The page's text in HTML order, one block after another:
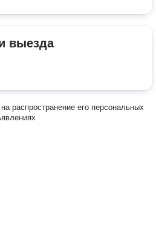
выезда
распространение его персональных